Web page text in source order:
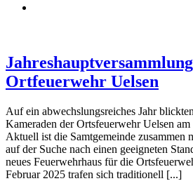
Ortfeuerwehr Uelsen
Auf ein abwechslungsreiches Jahr
Kameraden der Ortsfeuerwehr Uelsen
Aktuell ist die Samtgemeinde zusammen
auf der Suche nach einen geeigneten
neues Feuerwehrhaus für die
Februar 2025 trafen sich traditionell [...]